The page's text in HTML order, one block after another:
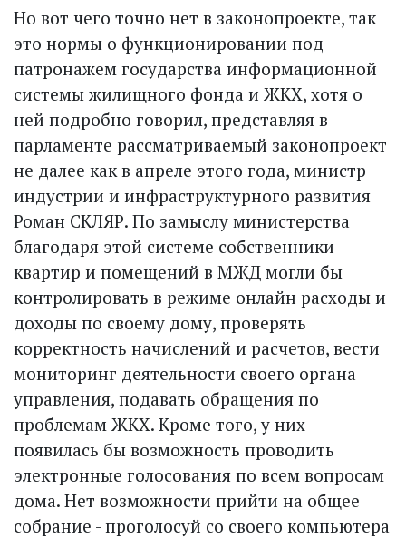
Но вот чего точно нет в законопроекте, так
это нормы о функ­ционировании под
патронажем государства информационной
системы жилищного фонда и ЖКХ, хотя о
ней подробно говорил, представляя в
парламенте рассматриваемый законопроект
не далее как в апреле этого года, министр
индустрии и инфраструктурного развития
Роман СКЛЯР. По замыслу министерства
благодаря этой системе собственники
квартир и помещений в МЖД могли бы
контролировать в режиме онлайн расходы и
доходы по своему дому, проверять
корректность начислений и расчетов, вести
мониторинг деятельности своего органа
управления, подавать обращения по
проблемам ЖКХ. Кроме того, у них
появилась бы возможность проводить
электронные голосования по всем вопросам
дома. Нет возможности прийти на общее
собрание - проголосуй со своего компьютера